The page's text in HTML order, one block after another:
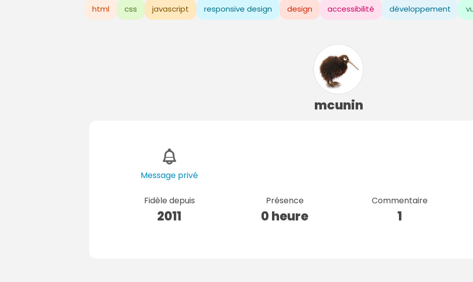
html css javascript responsive design design accessibilité développement
mcunin
Message privé
Fidèle depuis
2011
Présence
0 heure
Commentaire
1